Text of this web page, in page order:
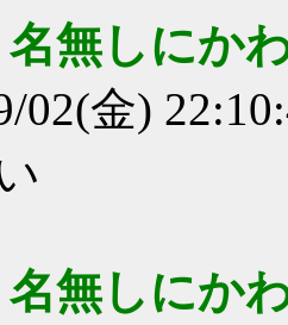
名無しにか
02(金)
名無しにか